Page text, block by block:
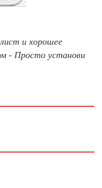
и хорошее
- Просто установи